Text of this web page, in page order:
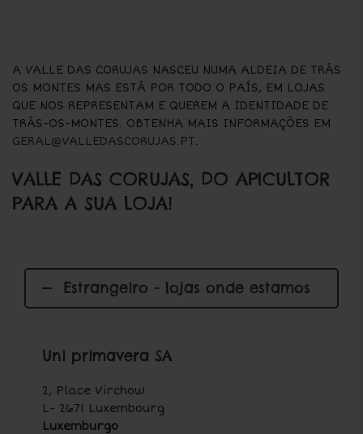
A VALLE DAS CORUJAS NASCEU NUMA ALDEIA DE TRÁS
OS MONTES MAS ESTÁ POR TODO O PAÍS, EM LOJAS
QUE NOS REPRESENTAM E QUEREM A IDENTIDADE DE
TRÁS-OS-MONTES. OBTENHA MAIS INFORMAÇÕES EM
GERAL@VALLEDASCORUJAS.PT.
VALLE DAS CORUJAS, DO APICULTOR
PARA A SUA LOJA!
Estrangeiro - lojas onde estamos
Uni primavera SA
2, Place Virchow
L- 2671 Luxembourg
Luxemburgo